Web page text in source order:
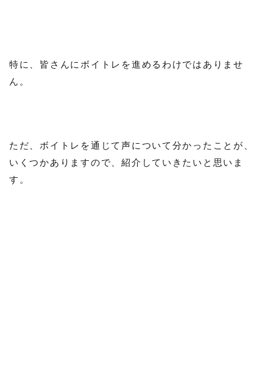
特に、皆さんにボイトレを進めるわけではありませ
ん。
ただ、ボイトレを通じて声について分かったことが、
いくつかありますので、紹介していきたいと思いま
す。